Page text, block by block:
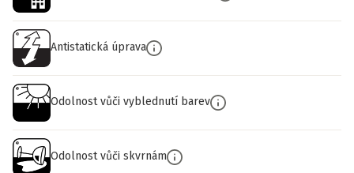
Antistatická úprava
Odolnost vůči vyblednutí barev
Odolnost vůči skvrnám